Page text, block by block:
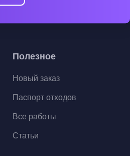
Полезное
Новый заказ
Паспорт отходов
Все работы
Статьи